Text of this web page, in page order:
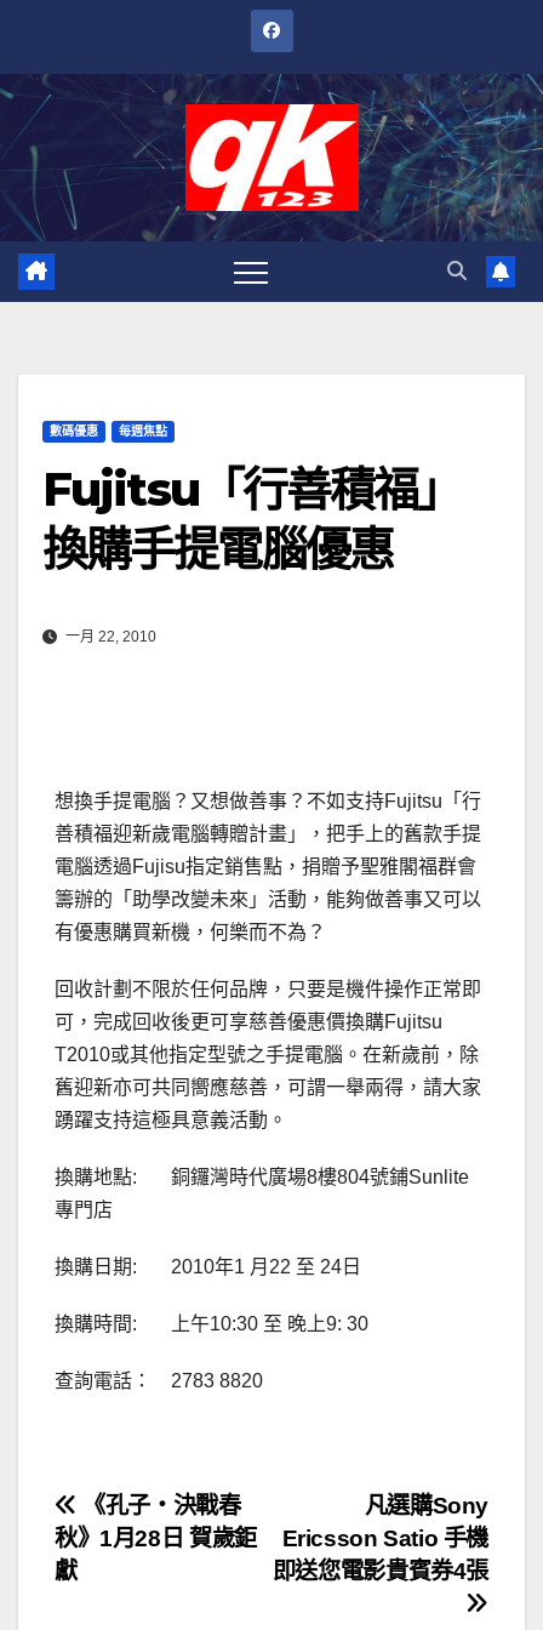
內
數碼優惠 每週焦點
Fujitsu「行善積福」
換購手提電腦優惠
一月 22, 2010
想換手提電腦？又想做善事？不如支持Fujitsu「行
善積福迎新歲電腦轉贈計畫」，把手上的舊款手提
電腦透過Fujisu指定銷售點，捐贈予聖雅閣福群會
籌辦的「助學改變未來」活動，能夠做善事又可以
有優惠購買新機，何樂而不為？
回收計劃不限於任何品牌，只要是機件操作正常即
可，完成回收後更可享慈善優惠價換購Fujitsu
T2010或其他指定型號之手提電腦。在新歲前，除
舊迎新亦可共同嚮應慈善，可謂一舉兩得，請大家
踴躍支持這極具意義活動。
換購地點: 銅鑼灣時代廣場8樓804號鋪Sunlite
專門店
換購日期: 2010年1 月22 至 24日
換購時間: 上午10:30 至 晚上9: 30
查詢電話： 2783 8820
文
章
凡選購Sony
Ericsson Satio 手機
即送您電影貴賓券4張
《孔子‧決戰春
秋》1月28日 賀歲鉅
獻